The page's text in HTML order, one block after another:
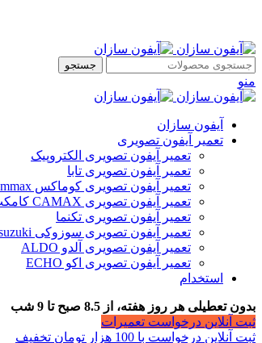
جستجو
منو
آیفون سازان
تعمیر آیفون تصویری
تعمیر آیفون تصویری الکتروپیک
تعمیر آیفون تصویری تابا
تعمیر آیفون تصویری کوماکس commax | تعمیرات تخصصی آیفون
تعمیر آیفون تصویری CAMAX کامکث
تعمیر آیفون تصویری تکنما
تعمیر آیفون تصویری سوزوکی suzuki
تعمیر آیفون تصویری آلدو ALDO
تعمیر آیفون تصویری اکو ECHO
استخدام
بدون تعطیلی هر روز هفته، از 8.5 صبح تا 9 شب
ثبت آنلاین درخواست تعمیرات
ثبت آنلاین درخواست با 100 هزار تومان تخفیف